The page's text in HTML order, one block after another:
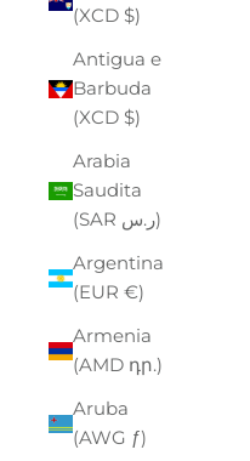
(XCD $)
Antigua e
Barbuda
(XCD $)
Arabia
Saudita
(SAR ر.س)
Argentina
(EUR €)
Armenia
(AMD դր.)
Aruba
(AWG ƒ)